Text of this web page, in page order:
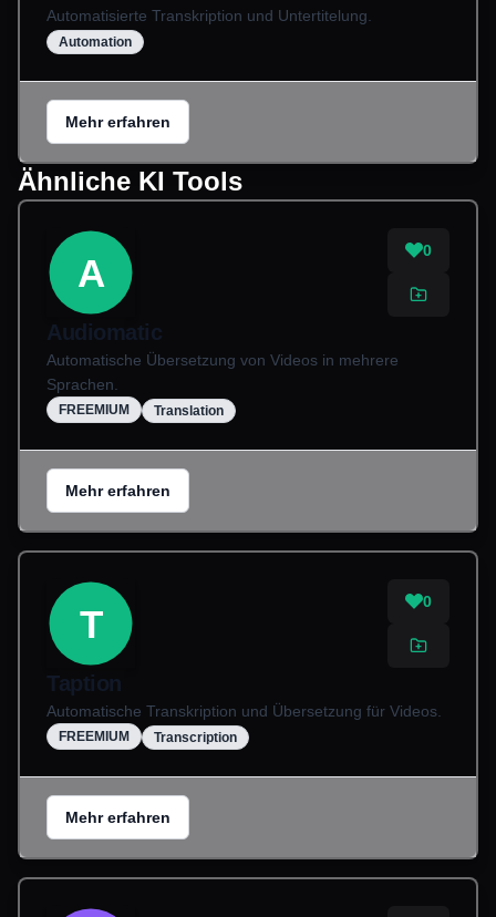
Automatisierte Transkription und Untertitelung.
Automation
Mehr erfahren
Ähnliche KI Tools
A
0
Audiomatic
Automatische Übersetzung von Videos in mehrere
Sprachen.
FREEMIUM Translation
Mehr erfahren
T
0
Taption
Automatische Transkription und Übersetzung für Videos.
FREEMIUM Transcription
Mehr erfahren